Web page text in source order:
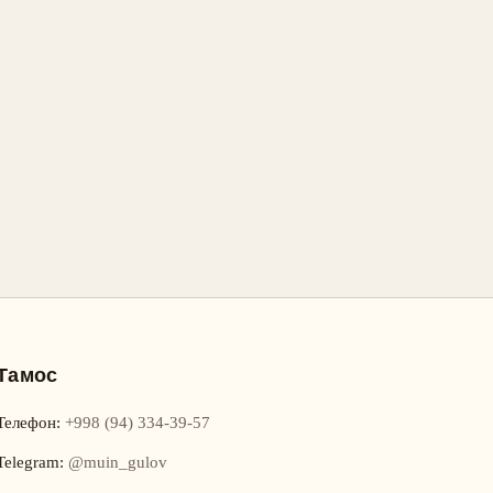
: +998 (94) 334-39-57
@muin_gulov